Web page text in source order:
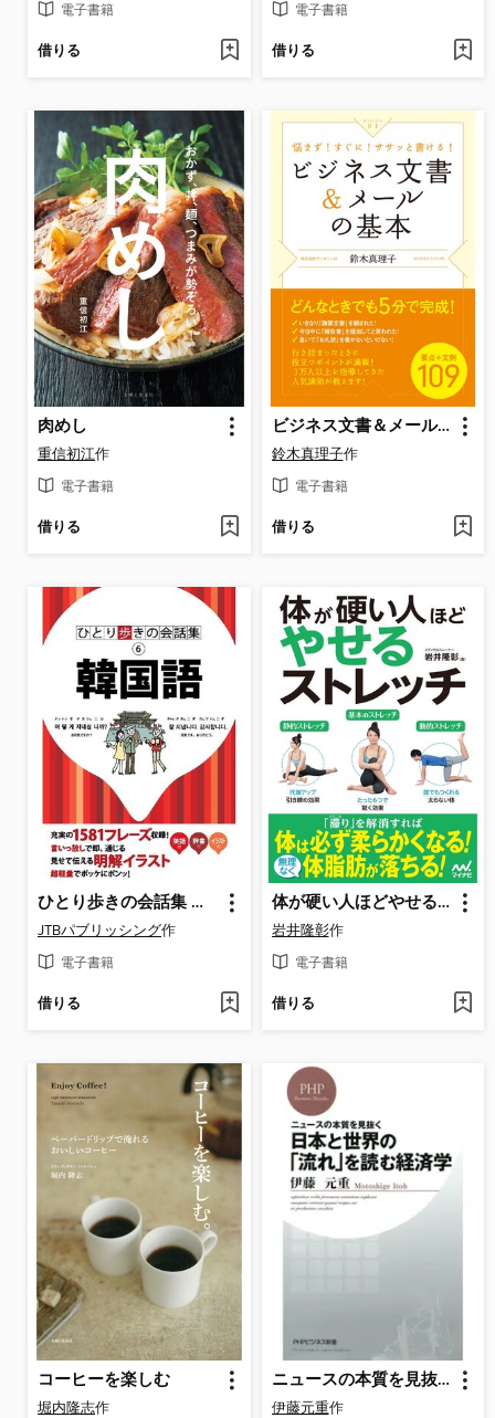
電子書籍
借りる
電子書籍
借りる
肉めし
重信初江作
電子書籍
借りる
ビジネス文書＆メールの基本
鈴木真理子作
電子書籍
借りる
ひとり歩きの会話集 韓国語
JTBパブリッシング作
電子書籍
借りる
体が硬い人ほどやせるストレッチ
岩井隆彰作
電子書籍
借りる
コーヒーを楽しむ
堀内隆志作
ニュースの本質を見抜く 日本と世界の「流れ」を読む経済学
伊藤元重作